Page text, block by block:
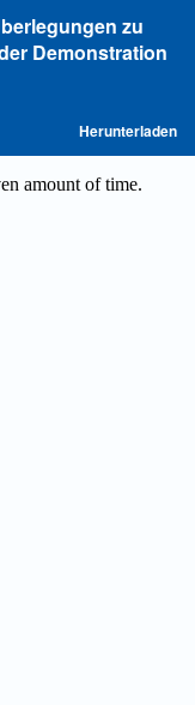
zu
Demonstration
Herunterladen